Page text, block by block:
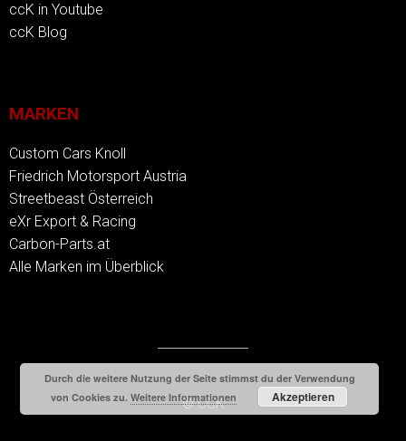
ccK in Youtube
ccK Blog
MARKEN
Custom Cars Knoll
Friedrich Motorsport Austria
Streetbeast Österreich
eXr Export & Racing
Carbon-Parts.at
Alle Marken im Überblick
© CCK
Durch die weitere Nutzung der Seite stimmst du der Verwendung
von Cookies zu.Weitere Informationen Akzeptieren